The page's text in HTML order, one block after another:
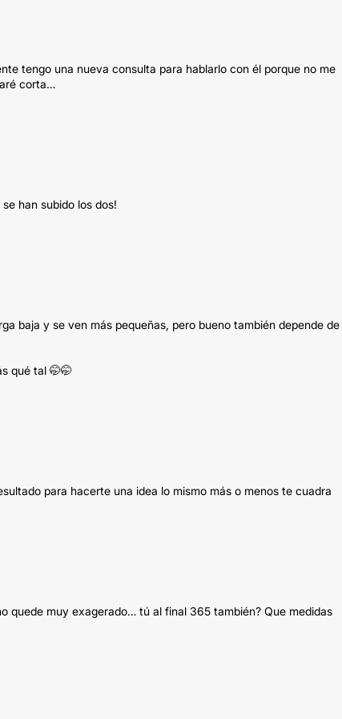
tengo una nueva consulta para hablarlo con él porque no me
corta…
han subido los dos!
baja y se ven más pequeñas, pero bueno también depende de
qué tal 🤭🤭
para hacerte una idea lo mismo más o menos te cuadra
quede muy exagerado… tú al final 365 también? Que medidas